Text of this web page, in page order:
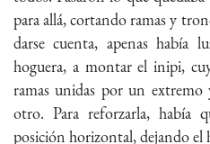
para allá, cortando ramas y
darse cuenta, apenas había
hoguera, a montar el inipi,
ramas unidas por un
otro. Para reforzarla, había
posición horizontal, dejando el